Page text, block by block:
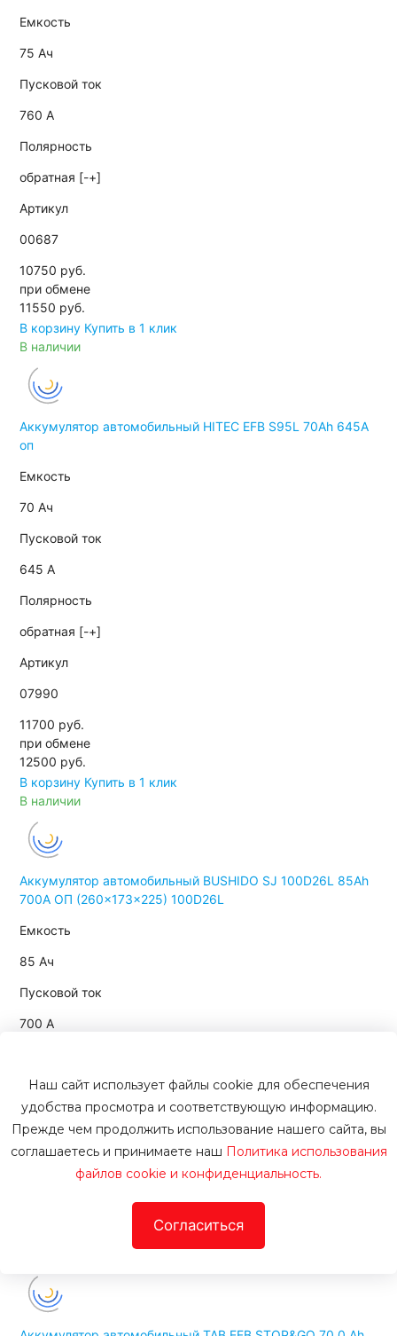
Емкость
75 Ач
Пусковой ток
760 А
Полярность
обратная [-+]
Артикул
00687
10750 руб.
при обмене
11550 руб.
В корзину Купить в 1 клик
В наличии
Аккумулятор автомобильный HITEC EFB S95L 70Ah 645A
оп
Емкость
70 Ач
Пусковой ток
645 А
Полярность
обратная [-+]
Артикул
07990
11700 руб.
при обмене
12500 руб.
В корзину Купить в 1 клик
В наличии
Аккумулятор автомобильный BUSHIDO SJ 100D26L 85Ah
700A ОП (260x173x225) 100D26L
Емкость
85 Ач
Пусковой ток
700 А
обратная [-+]
Артикул
07899
12300 руб.
Купить в 1 клик
Наш сайт использует файлы cookie для обеспечения
удобства просмотра и соответствующую информацию.
Прежде чем продолжить использование нашего сайта, вы
соглашаетесь и принимаете наш Политика использования
файлов cookie и конфиденциальность.
Согласиться